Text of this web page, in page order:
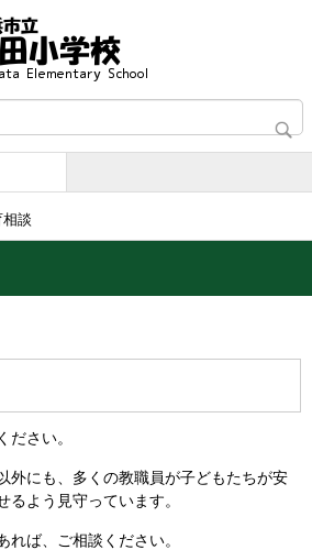
談
ださい。
外にも、多くの教職員が子どもたちが安
るよう見守っています。
れば、ご相談ください。